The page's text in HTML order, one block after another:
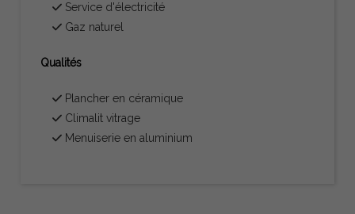
Service d'électricité
Gaz naturel
Qualités
Plancher en céramique
Climalit vitrage
Menuiserie en aluminium